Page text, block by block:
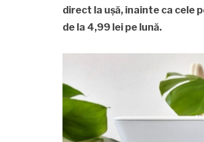
direct la ușă, inainte ca cele
de la 4,99 lei pe lună.